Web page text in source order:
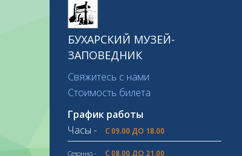
БУХАРСКИЙ МУЗЕЙ-
ЗАПОВЕДНИК
Свяжитесь с нами
Стоимость билета
График работы
Часы -
С 09.00 ДО 18.00
Сезонно - С 08.00 ДО 21.00